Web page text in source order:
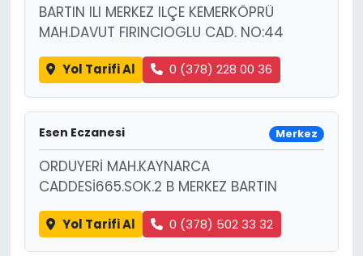
BARTIN ILI MERKEZ ILÇE KEMERKÖPRÜ
MAH.DAVUT FIRINCIOGLU CAD. NO:44
Yol Tarifi Al 0 (378) 228 00 36
Esen Eczanesi Merkez
ORDUYERİ MAH.KAYNARCA
CADDESİ665.SOK.2 B MERKEZ BARTIN
Yol Tarifi Al 0 (378) 502 33 32